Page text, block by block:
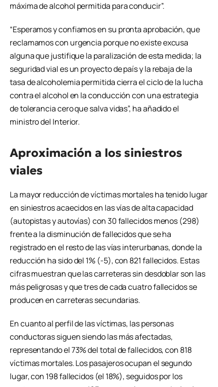
máxima de alcohol permitida para conducir”.
“Esperamos y confiamos en su pronta aprobación, que
reclamamos con urgencia porque no existe excusa
alguna que justifique la paralización de esta medida; la
seguridad vial es un proyecto de país y la rebaja de la
tasa de alcoholemia permitida cierra el ciclo de la lucha
contra el alcohol en la conducción con una estrategia
de tolerancia cero que salva vidas”, ha añadido el
ministro del Interior.
Aproximación a los siniestros
viales
La mayor reducción de víctimas mortales ha tenido lugar
en siniestros acaecidos en las vías de alta capacidad
(autopistas y autovías) con 30 fallecidos menos (298)
frente a la disminución de fallecidos que se ha
registrado en el resto de las vías interurbanas, donde la
reducción ha sido del 1% (-5), con 821 fallecidos. Estas
cifras muestran que las carreteras sin desdoblar son las
más peligrosas y que tres de cada cuatro fallecidos se
producen en carreteras secundarias.
En cuanto al perfil de las víctimas, las personas
conductoras siguen siendo las más afectadas,
representando el 73% del total de fallecidos, con 818
víctimas mortales. Los pasajeros ocupan el segundo
lugar, con 198 fallecidos (el 18%), seguidos por los